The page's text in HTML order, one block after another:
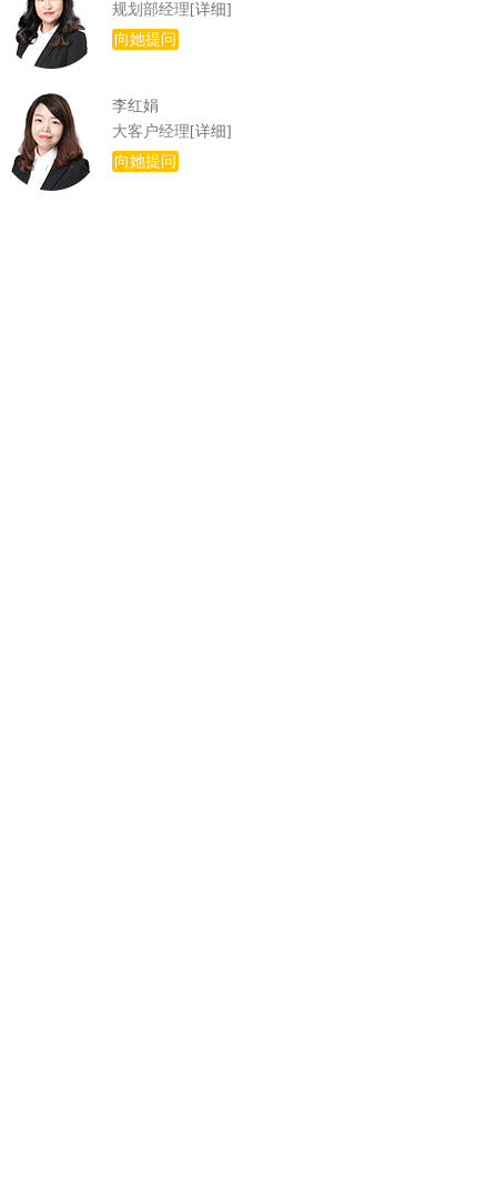
规划部经理 [详细]
向她提问
李红娟
大客户经理 [详细]
向她提问